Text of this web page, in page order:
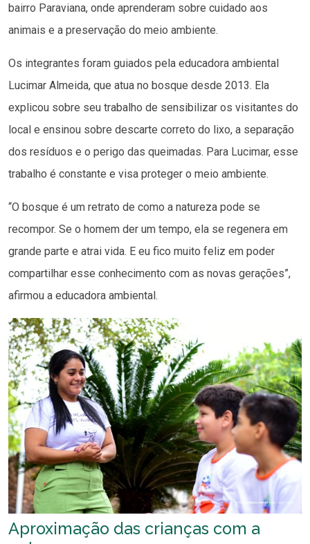
bairro Paraviana, onde aprenderam sobre cuidado aos
animais e a preservação do meio ambiente.
Os integrantes foram guiados pela educadora ambiental
Lucimar Almeida, que atua no bosque desde 2013. Ela
explicou sobre seu trabalho de sensibilizar os visitantes do
local e ensinou sobre descarte correto do lixo, a separação
dos resíduos e o perigo das queimadas. Para Lucimar, esse
trabalho é constante e visa proteger o meio ambiente.
“O bosque é um retrato de como a natureza pode se
recompor. Se o homem der um tempo, ela se regenera em
grande parte e atrai vida. E eu fico muito feliz em poder
compartilhar esse conhecimento com as novas gerações”,
afirmou a educadora ambiental.
Aproximação das crianças com a